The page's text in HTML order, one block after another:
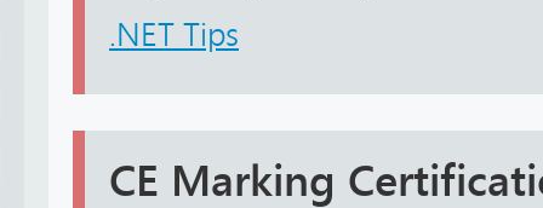
.NET Tips
CE Marking